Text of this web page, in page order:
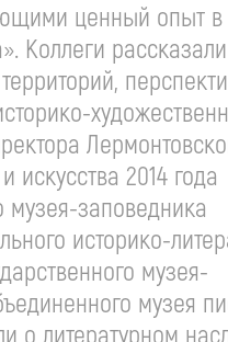
ценный опыт
Коллеги
2014 года
музея-заповедника
историко-
музея-
музея
о литературном